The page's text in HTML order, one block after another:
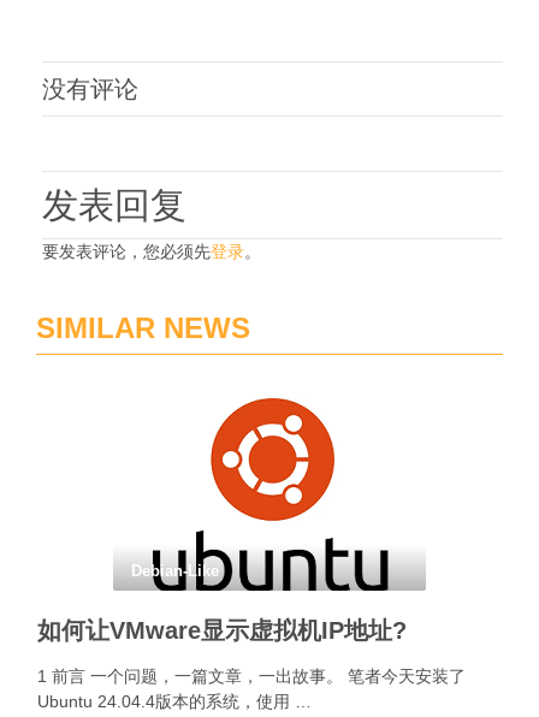
没有评论
发表回复
要发表评论，您必须先登录。
SIMILAR NEWS
Debian-Like
如何让VMware显示虚拟机IP地址?
1 前言 一个问题，一篇文章，一出故事。 笔者今天安装了
Ubuntu 24.04.4版本的系统，使用 …